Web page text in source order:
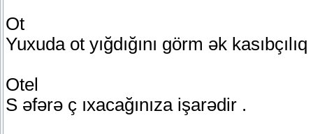
Ot
Yuxuda ot yığdığını görm ək
Otel
S əfərə ç ıxacağınıza işarədir .